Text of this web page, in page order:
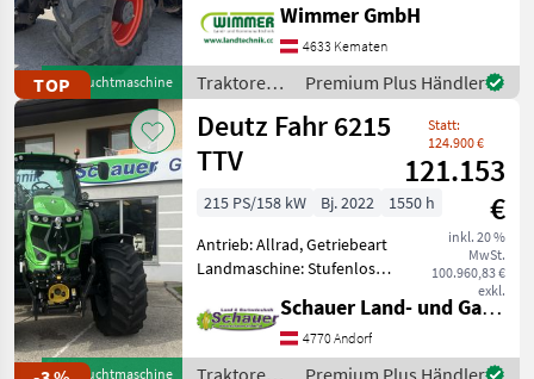
TOPGebrauchtmaschine
Zapfwellendrehzahl:
540/1000/1000E,
Höchstgeschwindigkeit in
km/h: 50 km/h, Aufladung:
Wimmer GmbH
4633 Kematen
Traktoren /
Claas
Premium Plus Händler
Gebrauchtmaschine
Deutz Fahr 6215
TTV
Statt:
124.900 €
121.153
€
inkl. 20 %
MwSt.
100.960,83 €
exkl.
215 PS/158 kW Bj. 2022
1550 h
Antrieb: Allrad, Getriebeart
Landmaschine: Stufenloses
Zapfwellendrehzahl:
540/540E/1000/1000E,
Höchstgeschwindigkeit in
Schauer Land- und Gartentechnik GmbH
4770 Andorf
Traktoren /
Premium Plus Händler